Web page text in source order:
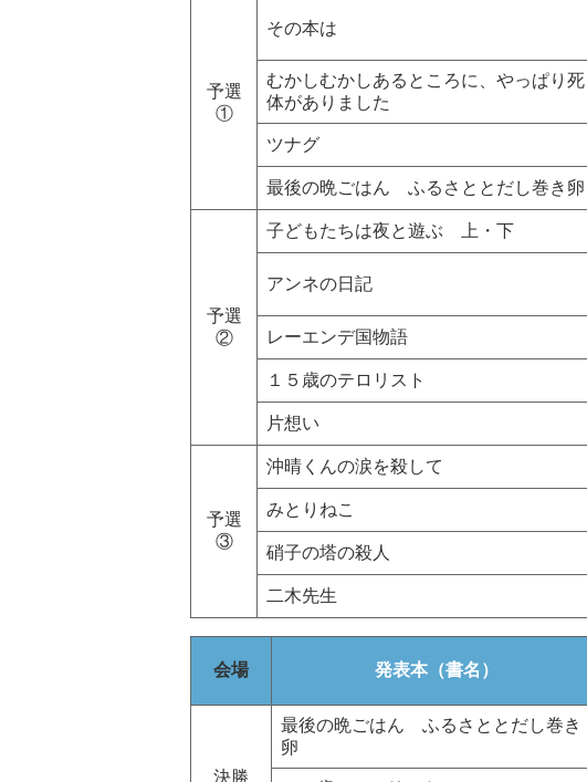
予選
①
その本は
むかしむかしあるところに、やっぱり死
体がありました
ツナグ
最後の晩ごはん ふるさととだし巻き卵
予選
②
子どもたちは夜と遊ぶ 上・下
アンネの日記
レーエンデ国物語
１５歳のテロリスト
片想い
予選
③
沖晴くんの涙を殺して
みとりねこ
硝子の塔の殺人
二木先生
会場 発表本（書名）
決勝
最後の晩ごはん ふるさととだし巻き
卵